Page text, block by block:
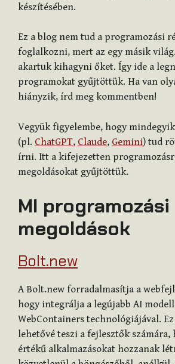
készítésében.
Ez a blog nem tud a programozási
foglalkozni, mert az egy másik
akartuk kihagyni őket. Így ide a
programokat gyűjtöttük. Ha van
hiányzik, írd meg kommentben!
Vegyük figyelembe, hogy
(pl. ChatGPT, Claude, Gemini) tud
írni. Itt a kifejezetten
megoldásokat gyűjtöttük.
MI programozási
megoldások
Bolt.new
A Bolt.new forradalmasítja a
hogy integrálja a legújabb AI
WebContainers technológiájával.
lehetővé teszi a fejlesztők számára,
értékű alkalmazásokat hozzanak